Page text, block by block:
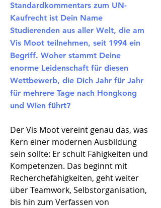
Standardkommentars zum UN-
Kaufrecht ist Dein Name
Studierenden aus aller Welt, die am
Vis Moot teilnehmen, seit 1994 ein
Begriff. Woher stammt Deine
enorme Leidenschaft für diesen
Wettbewerb, die Dich Jahr für Jahr
für mehrere Tage nach Hongkong
und Wien führt?
Der Vis Moot vereint genau das, was
Kern einer modernen Ausbildung
sein sollte: Er schult Fähigkeiten und
Kompetenzen. Das beginnt mit
Recherchefähigkeiten, geht weiter
über Teamwork, Selbstorganisation,
bis hin zum Verfassen von